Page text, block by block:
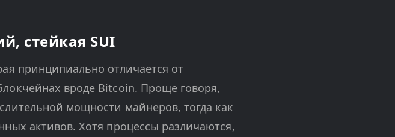
стейкая SUI
принципиально отличается от
вроде Bitcoin. Проще говоря,
мощности майнеров, тогда как
активов. Хотя процессы различаются,